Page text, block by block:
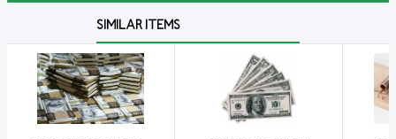
SIMILAR ITEMS